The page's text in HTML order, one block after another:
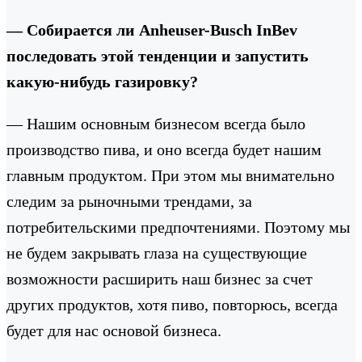
— Собирается ли Anheuser-Busch InBev
последовать этой тенденции и запустить
какую-нибудь газировку?
— Нашим основным бизнесом всегда было
производство пива, и оно всегда будет нашим
главным продуктом. При этом мы внимательно
следим за рыночными трендами, за
потребительскими предпочтениями. Поэтому мы
не будем закрывать глаза на существующие
возможности расширить наш бизнес за счет
других продуктов, хотя пиво, повторюсь, всегда
будет для нас основой бизнеса.